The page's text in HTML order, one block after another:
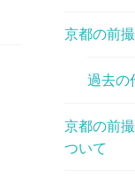
京都の前
過去の
京都の前
ついて